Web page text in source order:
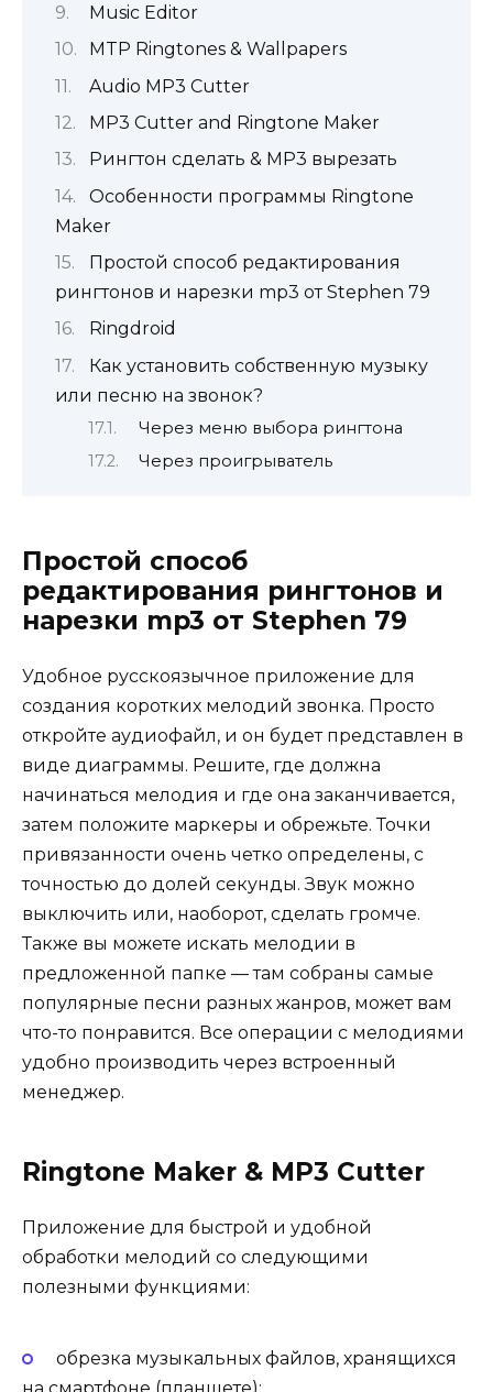
Music Editor
MTP Ringtones & Wallpapers
Audio MP3 Cutter
MP3 Cutter and Ringtone Maker
Рингтон сделать & MP3 вырезать
Особенности программы Ringtone
Maker
Простой способ редактирования
рингтонов и нарезки mp3 от Stephen 79
Ringdroid
Как установить собственную музыку
или песню на звонок?
Через меню выбора рингтона
Через проигрыватель
Простой способ
редактирования рингтонов и
нарезки mp3 от Stephen 79
Удобное русскоязычное приложение для
создания коротких мелодий звонка. Просто
откройте аудиофайл, и он будет представлен в
виде диаграммы. Решите, где должна
начинаться мелодия и где она заканчивается,
затем положите маркеры и обрежьте. Точки
привязанности очень четко определены, с
точностью до долей секунды. Звук можно
выключить или, наоборот, сделать громче.
Также вы можете искать мелодии в
предложенной папке — там собраны самые
популярные песни разных жанров, может вам
что-то понравится. Все операции с мелодиями
удобно производить через встроенный
менеджер.
Ringtone Maker & MP3 Cutter
Приложение для быстрой и удобной
обработки мелодий со следующими
полезными функциями:
обрезка музыкальных файлов, хранящихся